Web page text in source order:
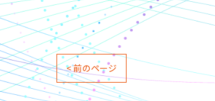
< 前のページ